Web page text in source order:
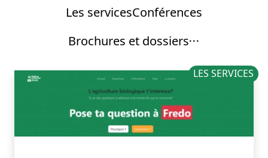
Les servicesConférences
Brochures et dossiers
LES SERVICES